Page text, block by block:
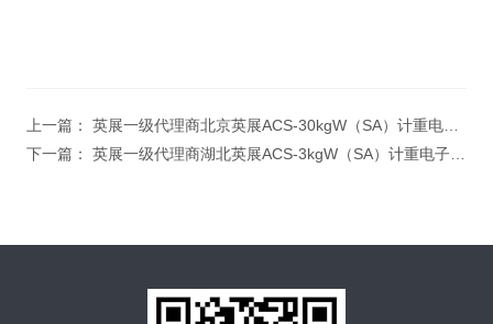
上一篇： 英展一级代理商北京英展ACS-30kgW（SA）计重电子秤，可选配，外设上下限LED三色报警灯，质保一年
下一篇： 英展一级代理商湖北英展ACS-3kgW（SA）计重电子台秤，选配RS232电脑链接传送